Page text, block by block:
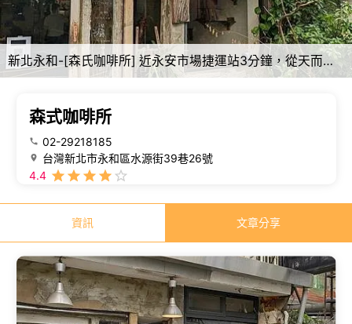
新北永和-[森氏咖啡所] 近永安市場捷運站3分鐘，從天而降綠葉植栽宛如置身森林，特色自家配方豆手沖與精緻甜點，低調復古城市綠洲風格咖啡廳
森式咖啡所
02-29218185
台灣新北市永和區水源街39巷26號
4.4
資訊 文章分享